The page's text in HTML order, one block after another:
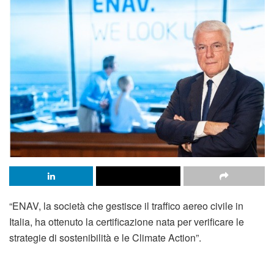
“ENAV, la società che gestisce il traffico aereo civile in
Italia, ha ottenuto la certificazione nata per verificare le
strategie di sostenibilità e le Climate Action”.